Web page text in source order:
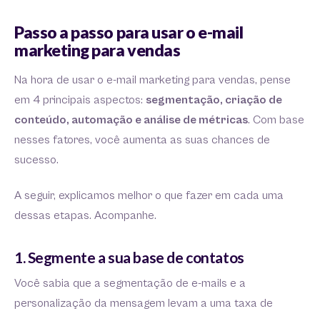
Passo a passo para usar o e-mail
marketing para vendas
Na hora de usar o e-mail marketing para vendas, pense
em 4 principais aspectos: segmentação, criação de
conteúdo, automação e análise de métricas. Com base
nesses fatores, você aumenta as suas chances de
sucesso.
A seguir, explicamos melhor o que fazer em cada uma
dessas etapas. Acompanhe.
1. Segmente a sua base de contatos
Você sabia que a segmentação de e-mails e a
personalização da mensagem levam a uma taxa de